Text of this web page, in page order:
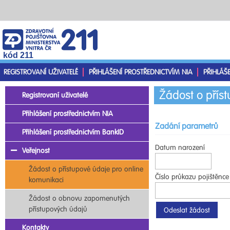
kód 211
REGISTROVANÍ UŽIVATELÉ
PŘIHLÁŠENÍ PROSTŘEDNICTVÍM NIA
Žádost o
Zadání parametrů
Datum narození
Číslo průkazu pojištěnce
Registrovaní uživatelé
Přihlášení prostřednictvím NIA
Přihlášení prostřednictvím BankID
Veřejnost
Žádost o přístupové údaje pro online
komunikaci
Žádost o obnovu zapomenutých
přístupových údajů
Kontakty